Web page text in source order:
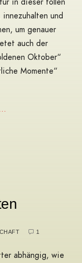
und
um genauer
auch der
Oktober“
Momente“
1
abhängig, wie